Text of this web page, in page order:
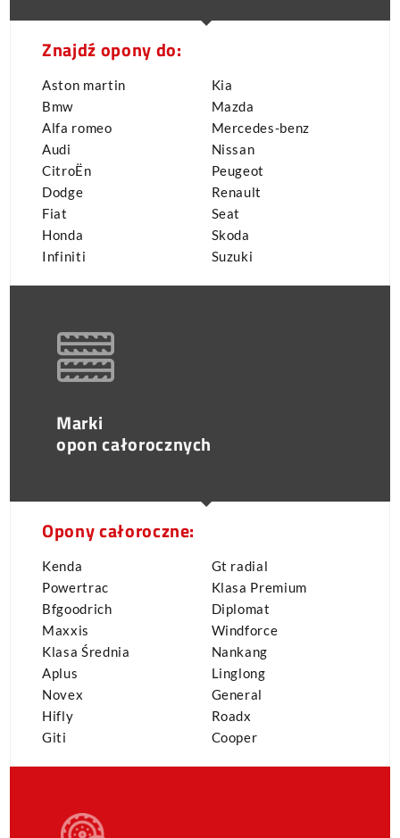
Znajdź opony do:
Aston martin
Bmw
Alfa romeo
Audi
CitroËn
Dodge
Fiat
Honda
Infiniti
Kia
Mazda
Mercedes-benz
Nissan
Peugeot
Renault
Seat
Skoda
Suzuki
Opony całoroczne:
Kenda
Powertrac
Bfgoodrich
Maxxis
Klasa Średnia
Aplus
Novex
Hifly
Giti
Gt radial
Klasa Premium
Diplomat
Windforce
Nankang
Linglong
General
Roadx
Cooper
Marki
opon całorocznych